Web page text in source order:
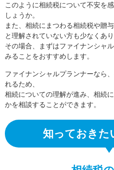
このように相続税について不安を
しょうか。
また、相続にまつわる相続税や贈
と理解されていない方も少なくあり
その場合、まずはファイナンシャ
みることをおすすめします。
ファイナンシャルプランナーなら
れるため、
相続についての理解が進み、相続
かを相談することができます。
知っておきた